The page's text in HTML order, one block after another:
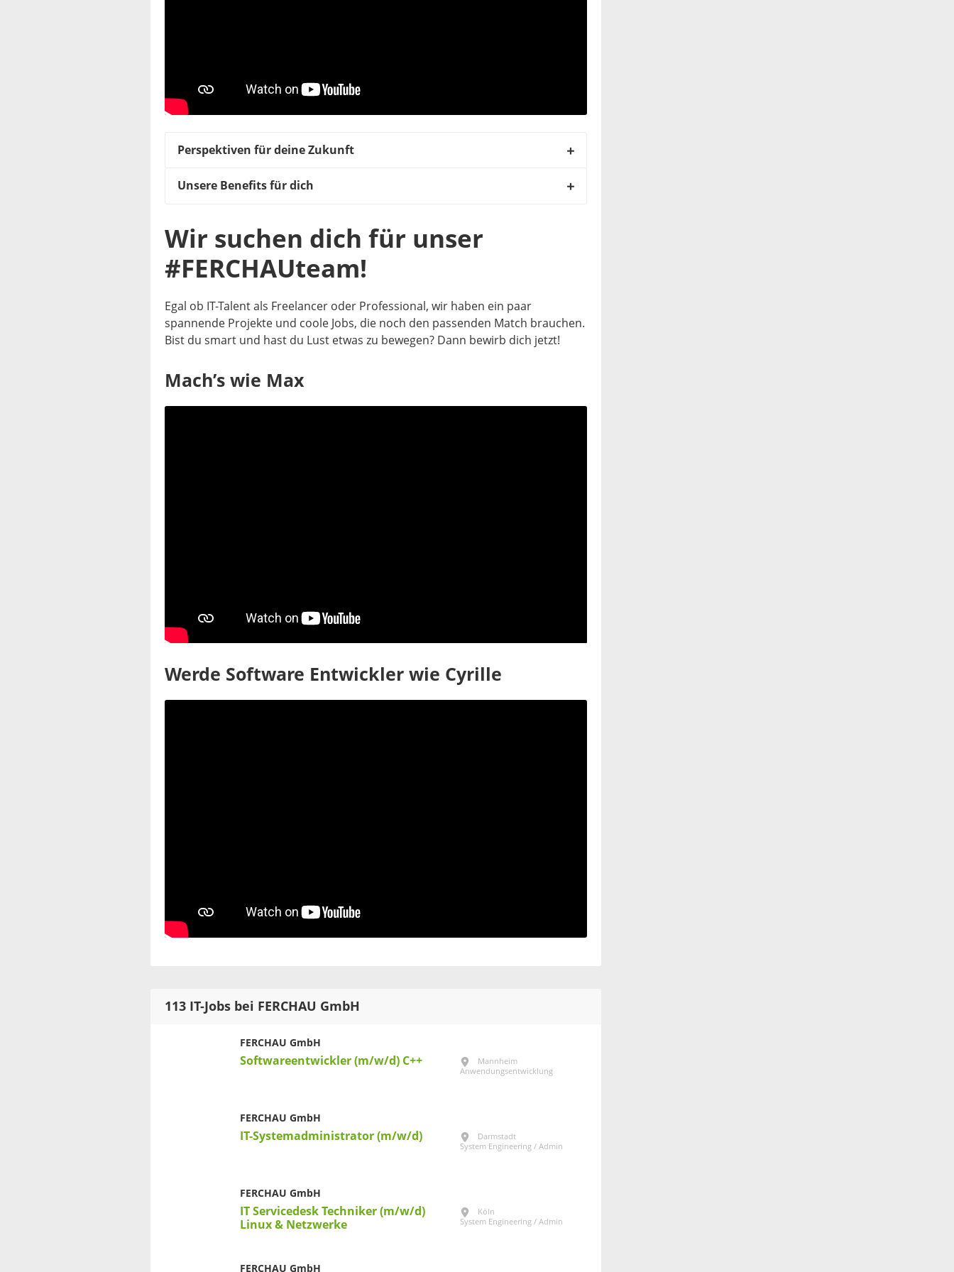
Perspektiven für deine Zukunft
Unsere Benefits für dich
Wir suchen dich für unser
#FERCHAUteam!
Egal ob IT-Talent als Freelancer oder Professional, wir haben ein paar
spannende Projekte und coole Jobs, die noch den passenden Match brauchen.
Bist du smart und hast du Lust etwas zu bewegen? Dann bewirb dich jetzt!
Mach’s wie Max
Werde Software Entwickler wie Cyrille
113 IT-Jobs bei FERCHAU GmbH
FERCHAU GmbH
Softwareentwickler (m/w/d) C++
Mannheim
Anwendungsentwicklung
FERCHAU GmbH
IT-Systemadministrator (m/w/d)
Darmstadt
System Engineering / Admin
FERCHAU GmbH
IT Servicedesk Techniker (m/w/d)
Linux & Netzwerke
Köln
System Engineering / Admin
FERCHAU GmbH